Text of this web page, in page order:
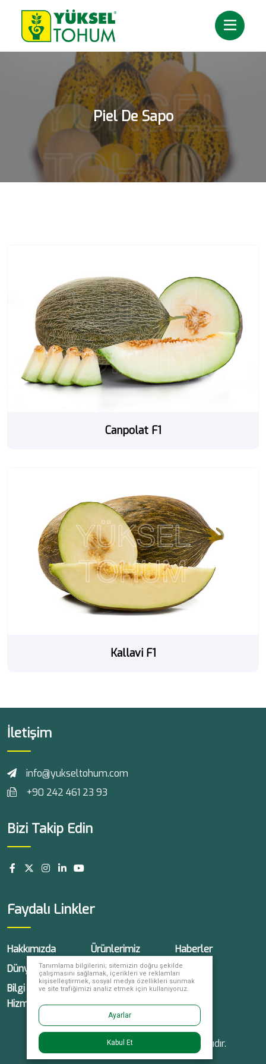
Piel De Sapo
Canpolat F1
Kallavi F1
İletişim
info@yukseltohum.com
+90 242 461 23 93
Bizi Takip Edin
Faydalı Linkler
Hakkımızda Ürünlerimiz
Haberler
Dünyada Yüksel
Kariyer
İletişim
Bilgi Toplumu
Hizmetleri
© 2026 Yüksel Tohum, tüm hakları saklıdır.
Tanımlama bilgilerini; sitemizin doğru şekilde
çalışmasını sağlamak, içerikleri ve reklamları
kişiselleştirmek, sosyal medya özellikleri sunmak
ve site trafiğimizi analiz etmek için kullanıyoruz.
Ayarlar
Kabul Et